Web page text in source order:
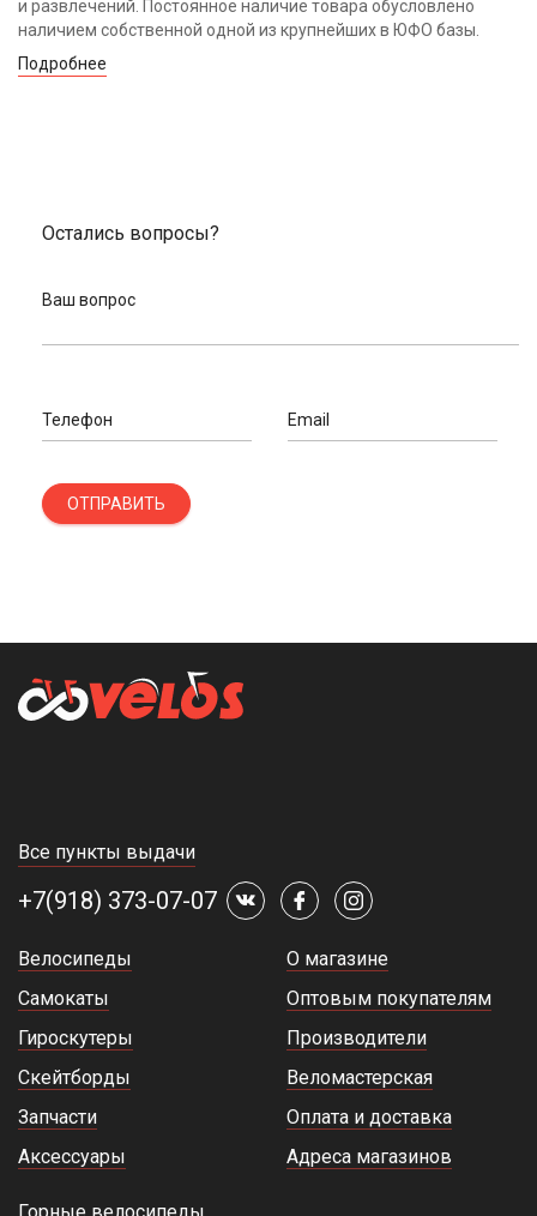
и развлечений. Постоянное наличие товара обусловлено
наличием собственной одной из крупнейших в ЮФО базы.
Подробнее
Остались вопросы?
Ваш вопрос
Телефон Email
ОТПРАВИТЬ
Все пункты выдачи
+7(918) 373-07-07
Велосипеды
Самокаты
Гироскутеры
Скейтборды
Запчасти
Аксессуары
О магазине
Оптовым покупателям
Производители
Веломастерская
Оплата и доставка
Адреса магазинов